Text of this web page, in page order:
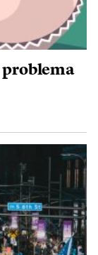
problema